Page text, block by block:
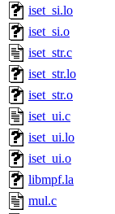
iset_si.lo
iset_si.o
iset_str.c
iset_str.lo
iset_str.o
iset_ui.c
iset_ui.lo
iset_ui.o
libmpf.la
mul.c